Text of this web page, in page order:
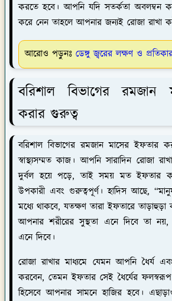
করতে হবে। আপনি যদি সতর্কতা অবলম্বন
করে নেন তাহলে আপনার জন্যই রোজা রাখা
আরোও পড়ুনঃ ডেঙ্গু জ্বরের লক্ষণ ও
বরিশাল বিভাগের রমজান
করার গুরুত্ব
বরিশাল বিভাগের রমজান মাসের ইফতার
স্বাস্থ্যসম্মত কাজ। আপনি সারাদিন রোজা
দুর্বল হয়ে পড়ে, তাই সময় মত ইফতার
উপকারী এবং গুরুত্বপূর্ণ। হাদিস আছে,
মধ্যে থাকবে, যতক্ষণ তারা ইফতারে
আপনার শরীরের সুস্থতা এনে দিবে তা
এনে দিবে।
রোজা রাখার মাধ্যমে যেমন আপনি ধৈর্য
করবেন, তেমন ইফতার সেই ধৈর্যের
হিসেবে আপনার সামনে হাজির হবে।